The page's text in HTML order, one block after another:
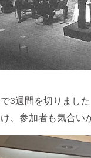
3週間を切りました
、参加者も気合い